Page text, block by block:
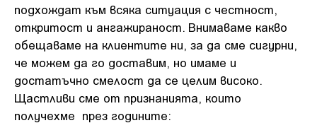
подхождат към всяка ситуация с честност,
откритост и ангажираност. Внимаваме какво
обещаваме на клиентите ни, за да сме сигурни,
че можем да го доставим, но имаме и
достатъчно смелост да се целим високо.
Щастливи сме от признанията, които
получехме през годините: